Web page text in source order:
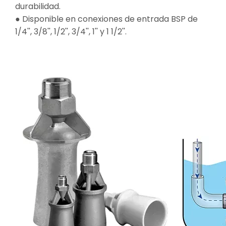
durabilidad.
● Disponible en conexiones de entrada BSP de
1/4'', 3/8'', 1/2'', 3/4'', 1'' y 1 1/2''.